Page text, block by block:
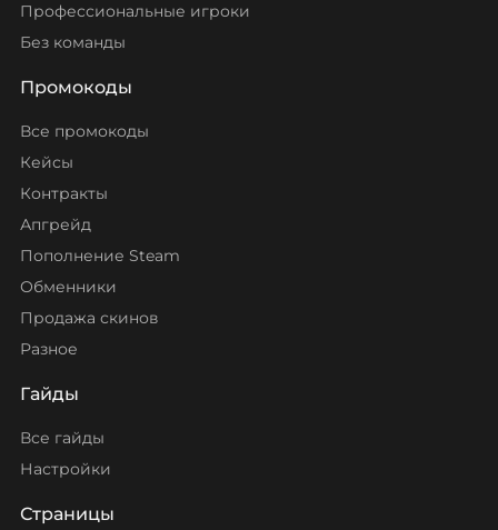
Профессиональные игроки
Без команды
Промокоды
Все промокоды
Кейсы
Контракты
Апгрейд
Пополнение Steam
Обменники
Продажа скинов
Разное
Гайды
Все гайды
Настройки
Страницы